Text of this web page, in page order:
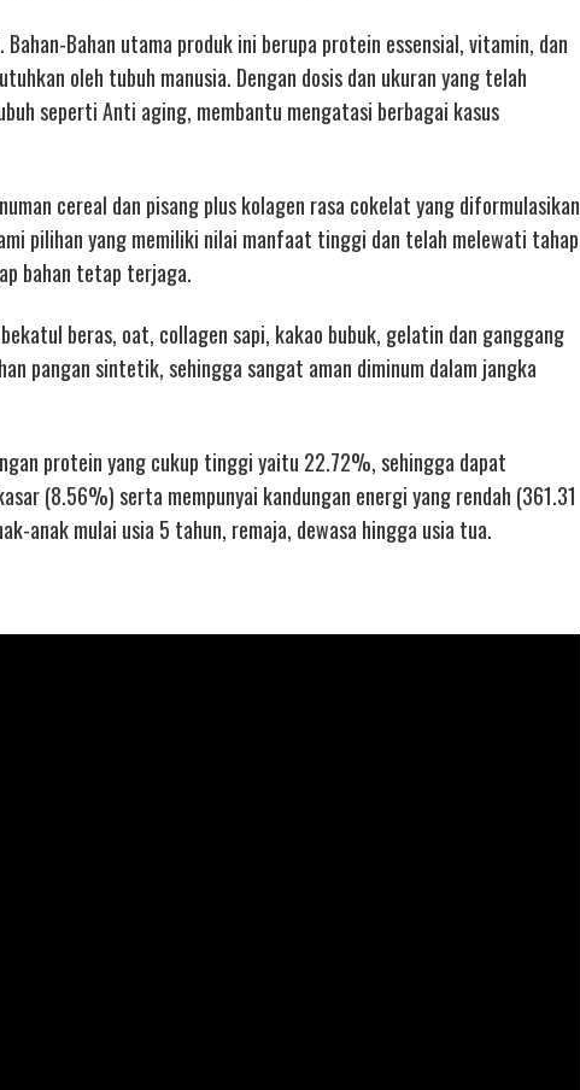
Bahan utama produk ini berupa protein essensial, vitamin, dan
oleh tubuh manusia. Dengan dosis dan ukuran yang telah
seperti Anti aging, membantu mengatasi berbagai kasus
cereal dan pisang plus kolagen rasa cokelat yang diformulasikan
pilihan yang memiliki nilai manfaat tinggi dan telah melewati tahap
bahan tetap terjaga.
beras, oat, collagen sapi, kakao bubuk, gelatin dan ganggang
pangan sintetik, sehingga sangat aman diminum dalam jangka
protein yang cukup tinggi yaitu 22.72%, sehingga dapat
(8.56%) serta mempunyai kandungan energi yang rendah (361.31
anak mulai usia 5 tahun, remaja, dewasa hingga usia tua.